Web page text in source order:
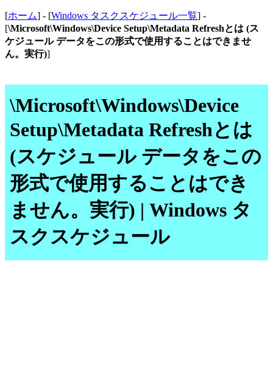
[ホーム] - [Windows タスクスケジュール一覧] -
[\Microsoft\Windows\Device Setup\Metadata Refreshとは (ス
ケジュール データをこの形式で使用することはできませ
ん。実行)]
\Microsoft\Windows\Device
Setup\Metadata Refreshとは
(スケジュール データをこの
形式で使用することはでき
ません。実行) | Windows タ
スクスケジュール